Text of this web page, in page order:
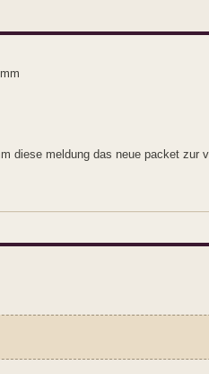
diese meldung das neue packet zur